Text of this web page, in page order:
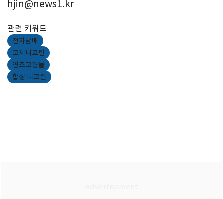
hjin@news1.kr
관련 키워드
전자담배
고체니코틴
연초고형물
합성 니코틴